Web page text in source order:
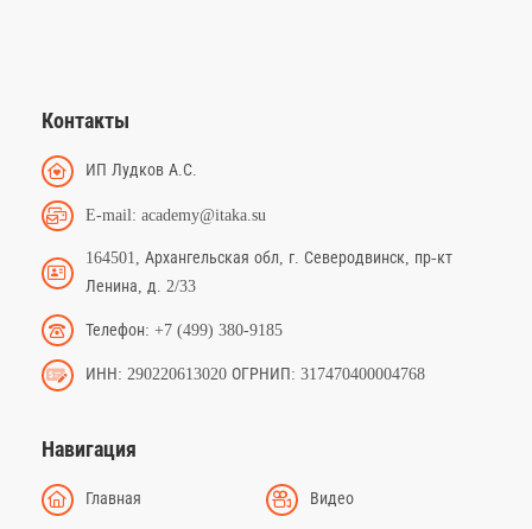
Контакты
ИП Лудков А.С.
E-mail: academy@itaka.su
164501, Архангельская обл, г. Северодвинск, пр-кт
Ленина, д. 2/33
Телефон: +7 (499) 380-9185
ИНН: 290220613020 ОГРНИП: 317470400004768
Навигация
Главная Видео